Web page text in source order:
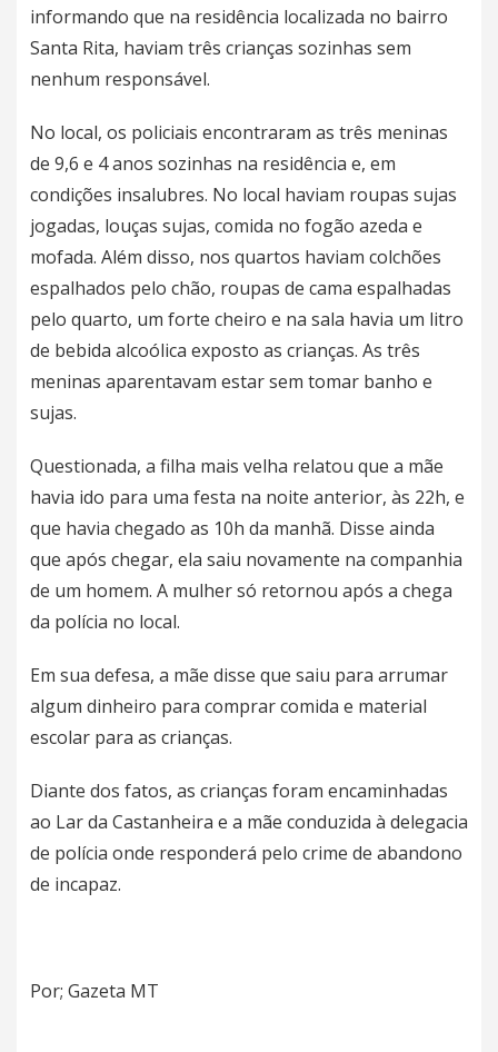
informando que na residência localizada no bairro
Santa Rita, haviam três crianças sozinhas sem
nenhum responsável.
No local, os policiais encontraram as três meninas
de 9,6 e 4 anos sozinhas na residência e, em
condições insalubres. No local haviam roupas sujas
jogadas, louças sujas, comida no fogão azeda e
mofada. Além disso, nos quartos haviam colchões
espalhados pelo chão, roupas de cama espalhadas
pelo quarto, um forte cheiro e na sala havia um litro
de bebida alcoólica exposto as crianças. As três
meninas aparentavam estar sem tomar banho e
sujas.
Questionada, a filha mais velha relatou que a mãe
havia ido para uma festa na noite anterior, às 22h, e
que havia chegado as 10h da manhã. Disse ainda
que após chegar, ela saiu novamente na companhia
de um homem. A mulher só retornou após a chega
da polícia no local.
Em sua defesa, a mãe disse que saiu para arrumar
algum dinheiro para comprar comida e material
escolar para as crianças.
Diante dos fatos, as crianças foram encaminhadas
ao Lar da Castanheira e a mãe conduzida à delegacia
de polícia onde responderá pelo crime de abandono
de incapaz.
Por; Gazeta MT